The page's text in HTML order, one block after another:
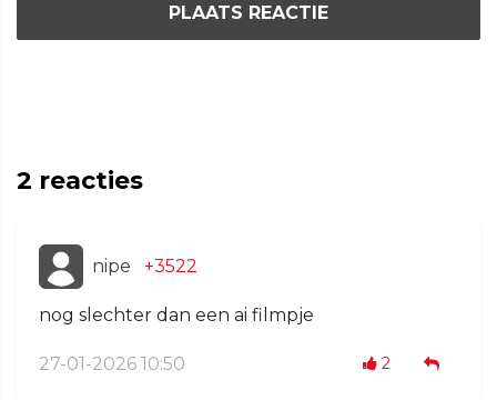
PLAATS REACTIE
2 reacties
nipe +3522
nog slechter dan een ai filmpje
27-01-2026 10:50 2